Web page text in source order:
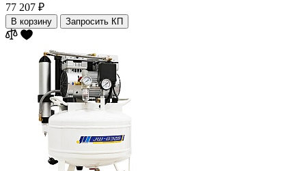
77 207 ₽
В корзину Запросить КП